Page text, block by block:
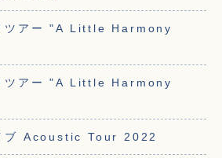
ツアー "A Little Harmony
ツアー "A Little Harmony
ブ Acoustic Tour 2022